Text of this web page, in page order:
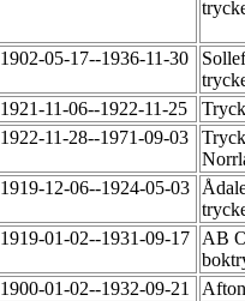
1902-05-17--1936-11-30
1921-11-06--1922-11-25
1922-11-28--1971-09-03
1919-12-06--1924-05-03
1919-01-02--1931-09-17
AB
1900-01-02--1932-09-21